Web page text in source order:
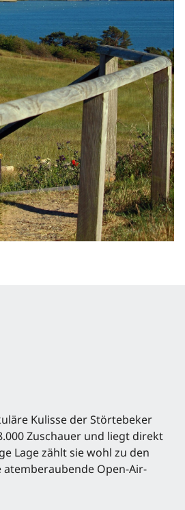
Kulisse der Störtebeker
Zuschauer und liegt direkt
Lage zählt sie wohl zu den
Open-Air-